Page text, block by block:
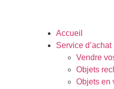
Accueil
Service d’achat
Vendre
Objets
Objets en